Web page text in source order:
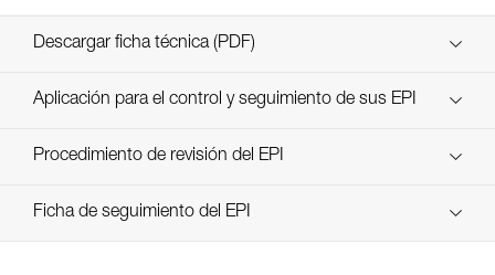
Descargar ficha técnica (PDF)
Technical Notice
Aplicación para el control y seguimiento de sus EPI
descubra ePPEcentre
Procedimiento de revisión del EPI
verif-EPI-poulies-procedure-ES
Ficha de seguimiento del EPI